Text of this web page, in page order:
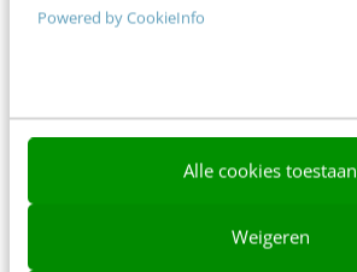
Powered by CookieInfo
Alle cookies toestaan
Weigeren
Content & Communicatie